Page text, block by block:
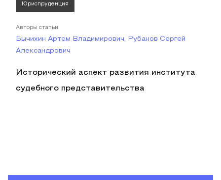
Юриспруденция
Авторы статьи
Бычихин Артем Владимирович, Рубанов Сергей
Александрович
Исторический аспект развития института
судебного представительства